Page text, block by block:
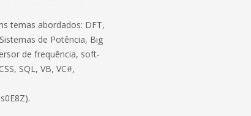
temas abordados: DFT,
de Potência, Big
de frequência, soft-
SQL, VB, VC#,